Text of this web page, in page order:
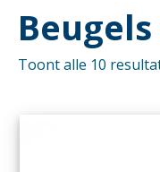
Toont alle 10